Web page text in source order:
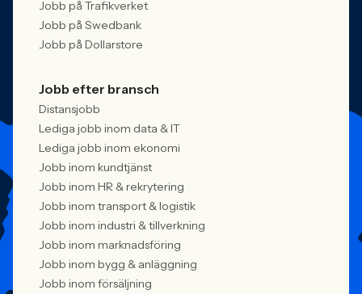
Jobb på Trafikverket
Jobb på Swedbank
Jobb på Dollarstore
Jobb efter bransch
Distansjobb
Lediga jobb inom data & IT
Lediga jobb inom ekonomi
Jobb inom kundtjänst
Jobb inom HR & rekrytering
Jobb inom transport & logistik
Jobb inom industri & tillverkning
Jobb inom marknadsföring
Jobb inom bygg & anläggning
Jobb inom försäljning